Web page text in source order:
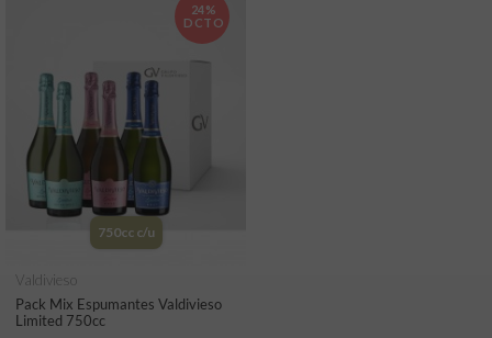
24%
DCTO
750cc c/u
Pack Mix Espumantes Valdivieso
Limited 750cc
Valdivieso